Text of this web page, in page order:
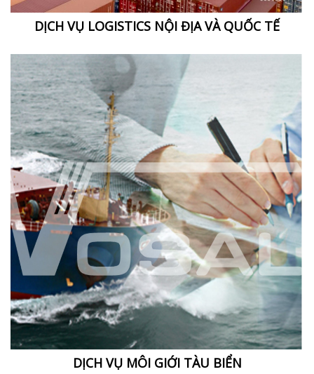
DỊCH VỤ LOGISTICS NỘI ĐỊA VÀ QUỐC TẾ
DỊCH VỤ MÔI GIỚI TÀU BIỂN